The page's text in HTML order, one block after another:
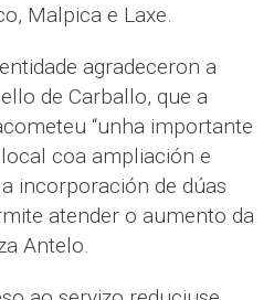
Malpica e Laxe.
agradeceron a
de Carballo, que a
“unha importante
coa ampliación e
incorporación de dúas
atender o aumento da
Antelo.